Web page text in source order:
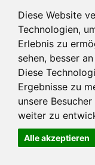
Diese Website
Technologien,
Erlebnis zu
sehen, besser
Diese
Ergebnisse zu
unsere
weiter zu
Alle akzeptieren